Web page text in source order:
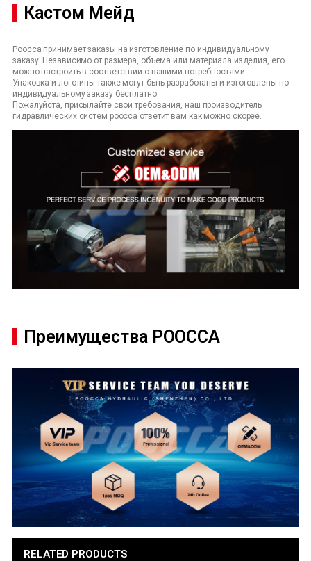
Кастом Мейд
Poocca принимает заказы на изготовление по индивидуальному
заказу. Независимо от размера, объема или материала изделия, его
можно настроить в соответствии с вашими потребностями.
Упаковка и логотипы также могут быть разработаны и изготовлены по
индивидуальному заказу бесплатно.
Пожалуйста, присылайте свои требования, наш производитель
гидравлических систем poocca ответит вам как можно скорее.
Преимущества POOCCA
RELATED PRODUCTS